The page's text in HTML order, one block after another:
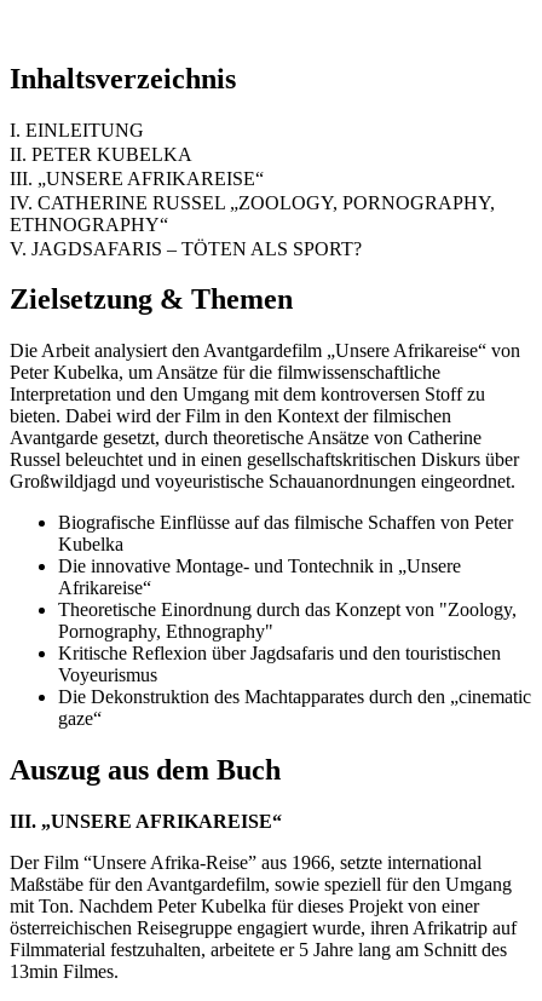
Inhaltsverzeichnis
I. EINLEITUNG
II. PETER KUBELKA
III. „UNSERE AFRIKAREISE“
IV. CATHERINE RUSSEL „ZOOLOGY, PORNOGRAPHY,
ETHNOGRAPHY“
V. JAGDSAFARIS – TÖTEN ALS SPORT?
Zielsetzung & Themen
Die Arbeit analysiert den Avantgardefilm „Unsere Afrikareise“ von
Peter Kubelka, um Ansätze für die filmwissenschaftliche
Interpretation und den Umgang mit dem kontroversen Stoff zu
bieten. Dabei wird der Film in den Kontext der filmischen
Avantgarde gesetzt, durch theoretische Ansätze von Catherine
Russel beleuchtet und in einen gesellschaftskritischen Diskurs über
Großwildjagd und voyeuristische Schauanordnungen eingeordnet.
Biografische Einflüsse auf das filmische Schaffen von Peter
Kubelka
Die innovative Montage- und Tontechnik in „Unsere
Afrikareise“
Theoretische Einordnung durch das Konzept von "Zoology,
Pornography, Ethnography"
Kritische Reflexion über Jagdsafaris und den touristischen
Voyeurismus
Die Dekonstruktion des Machtapparates durch den „cinematic
gaze“
Auszug aus dem Buch
III. „UNSERE AFRIKAREISE“
Der Film “Unsere Afrika-Reise” aus 1966, setzte international
Maßstäbe für den Avantgardefilm, sowie speziell für den Umgang
mit Ton. Nachdem Peter Kubelka für dieses Projekt von einer
österreichischen Reisegruppe engagiert wurde, ihren Afrikatrip auf
Filmmaterial festzuhalten, arbeitete er 5 Jahre lang am Schnitt des
13min Filmes.